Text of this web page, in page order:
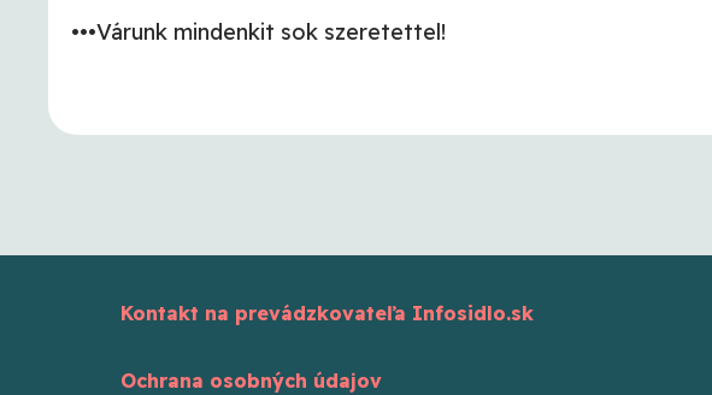
•••Várunk mindenkit sok szeretettel!
Kontakt na prevádzkovateľa Infosidlo.sk
Ochrana osobných údajov